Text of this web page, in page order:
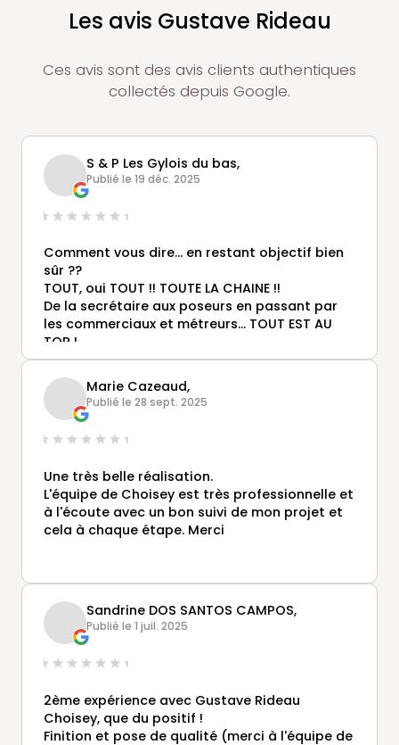
Les avis Gustave Rideau
Ces avis sont des avis clients authentiques
collectés depuis Google.
S & P Les Gylois du bas,
Publié le 19 déc. 2025
Comment vous dire... en restant objectif bien
sûr ??
TOUT, oui TOUT !! TOUTE LA CHAINE !!
De la secrétaire aux poseurs en passant par
les commerciaux et métreurs... TOUT EST AU
TOP !
Vous pensez que j'exagère ?
Essayez les et vous verrez bien !
Merci pour ce beau chantier et cette superbe
réalisation !
Passez de bonnes fêtes en famille et, quand
vous voudrez passer, il y aura certainement
encore une bouteille de vin de groseilles à
déguster tous ensemble !
Marie Cazeaud,
Publié le 28 sept. 2025
Une très belle réalisation.
L'équipe de Choisey est très professionnelle et
à l'écoute avec un bon suivi de mon projet et
cela à chaque étape. Merci
Sandrine DOS SANTOS CAMPOS,
Publié le 1 juil. 2025
2ème expérience avec Gustave Rideau
Choisey, que du positif !
Finition et pose de qualité (merci à l'équipe de